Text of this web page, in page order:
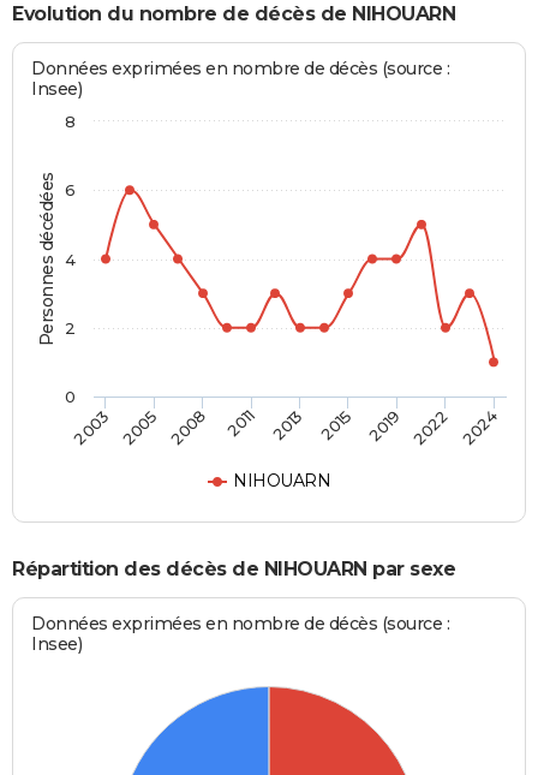
Evolution du nombre de décès de NIHOUARN
Personnes décédées
Données exprimées en nombre de décès (source :
Insee)
NIHOUARN
2003 2005 2008 2011 2013 2015 2019 2022 2024
0
2
4
6
8
Répartition des décès de NIHOUARN par sexe
Données exprimées en nombre de décès (source :
Insee)